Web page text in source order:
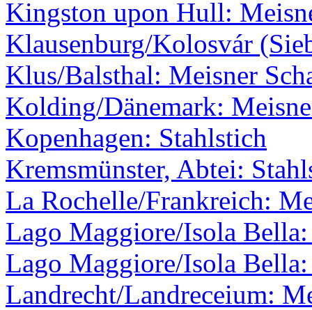
Kingston upon Hull:
Klausenburg/Kolosvár
Klus/Balsthal: Meisner
Kolding/Dänemark:
Kopenhagen: Stahlstich
Kremsmünster, Abtei:
La Rochelle/Frankreich:
Lago Maggiore/Isola
Lago Maggiore/Isola
Landrecht/Landreceium: